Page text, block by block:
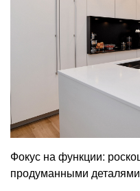
Фокус на функции:
продуманными